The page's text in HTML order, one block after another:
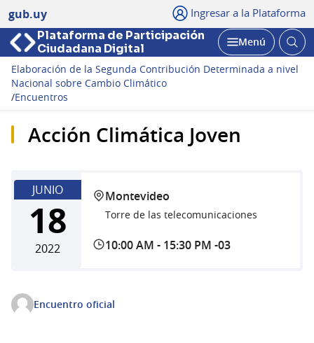
gub.uy Ingresar a la Plataforma
Plataforma de Participación
Ciudadana Digital
Abrir
Menú
Elaboración de la Segunda Contribución Determinada a nivel
Nacional sobre Cambio Climático
/Encuentros
Acción Climática Joven
JUNIO
18
2022
Montevideo
Torre de las telecomunicaciones
10:00 AM - 15:30 PM -03
Encuentro oficial